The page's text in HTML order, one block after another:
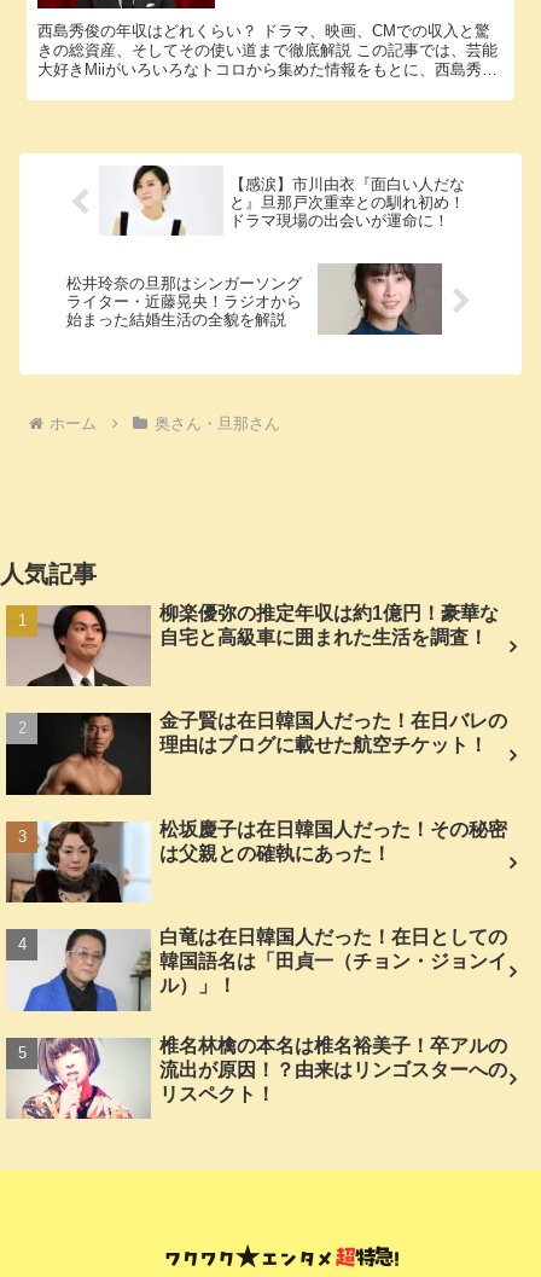
西島秀俊の年収はどれくらい？ ドラマ、映画、CMでの収入と驚
きの総資産、そしてその使い道まで徹底解説 この記事では、芸能
大好きMiiがいろいろなトコロから集めた情報をもとに、西島秀俊
【感涙】市川由衣『面白い人だな
と』旦那戸次重幸との馴れ初め！
ドラマ現場の出会いが運命に！
松井玲奈の旦那はシンガーソング
ライター・近藤晃央！ラジオから
始まった結婚生活の全貌を解説
ホーム 奥さん・旦那さん
人気記事
柳楽優弥の推定年収は約1億円！豪華な
自宅と高級車に囲まれた生活を調査！
金子賢は在日韓国人だった！在日バレの
理由はブログに載せた航空チケット！
松坂慶子は在日韓国人だった！その秘密
は父親との確執にあった！
白竜は在日韓国人だった！在日としての
韓国語名は「田貞一（チョン・ジョンイ
ル）」！
椎名林檎の本名は椎名裕美子！卒アルの
流出が原因！？由来はリンゴスターへの
リスペクト！